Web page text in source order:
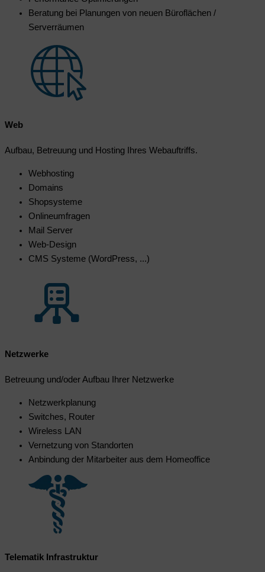
Beratung bei Planungen von neuen Büroflächen /
Serverräumen
Web
Aufbau, Betreuung und Hosting Ihres Webauftriffs.
Webhosting
Domains
Shopsysteme
Onlineumfragen
Mail Server
Web-Design
CMS Systeme (WordPress, ...)
Netzwerke
Betreuung und/oder Aufbau Ihrer Netzwerke
Netzwerkplanung
Switches, Router
Wireless LAN
Vernetzung von Standorten
Anbindung der Mitarbeiter aus dem Homeoffice
Telematik Infrastruktur